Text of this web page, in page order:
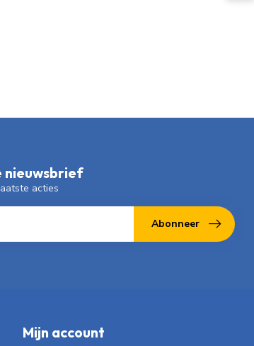
nieuwsbrief
acties
Abonneer
Mijn account